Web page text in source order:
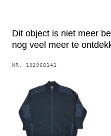
Dit object is niet meer
nog veel meer te
NR. 102968141